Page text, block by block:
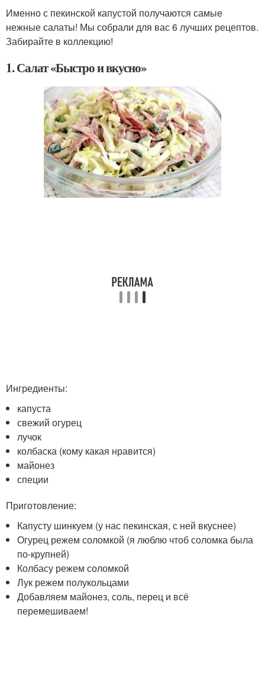
Именно с пекинской капустой получаются самые
нежные салаты! Мы собрали для вас 6 лучших рецептов.
Забирайте в коллекцию!
1. Салат «Быстро и вкусно»
Ингредиенты:
капуста
свежий огурец
лучок
колбаска (кому какая нравится)
майонез
специи
Приготовление:
Капусту шинкуем (у нас пекинская, с ней вкуснее)
Огурец режем соломкой (я люблю чтоб соломка была
по-крупней)
Колбасу режем соломкой
Лук режем полукольцами
Добавляем майонез, соль, перец и всё
перемешиваем!